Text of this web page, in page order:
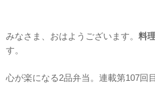
みなさま、おはようございます。 料
す。
心が楽になる2品弁当。連載第107回